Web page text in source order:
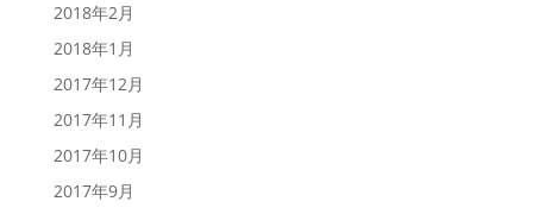
2018年2月
2018年1月
2017年12月
2017年11月
2017年10月
2017年9月